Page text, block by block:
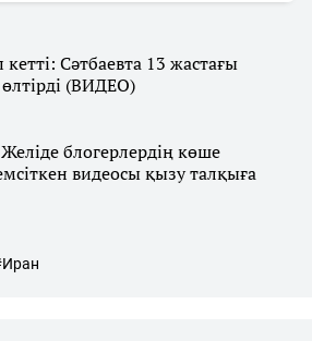
кетті: Сәтбаевта 13 жастағы
(ВИДЕО)
блогерлердің көше
видеосы қызу талқыға